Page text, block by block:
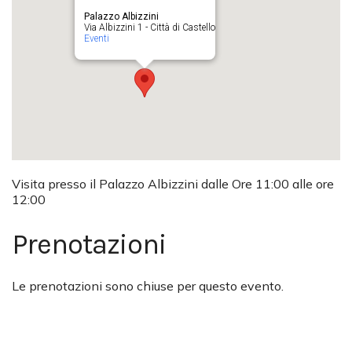
Palazzo Albizzini
Via Albizzini 1 - Città di Castello
Eventi
Visita presso il Palazzo Albizzini dalle Ore 11:00 alle ore
12:00
Prenotazioni
Le prenotazioni sono chiuse per questo evento.